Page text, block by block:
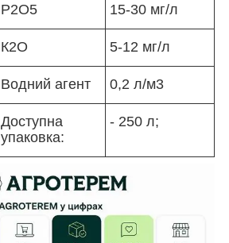
Р2О5 15-30 мг/л
К2О 5-12 мг/л
Водний агент 0,2 л/м3
Доступна
упаковка:
- 250 л;